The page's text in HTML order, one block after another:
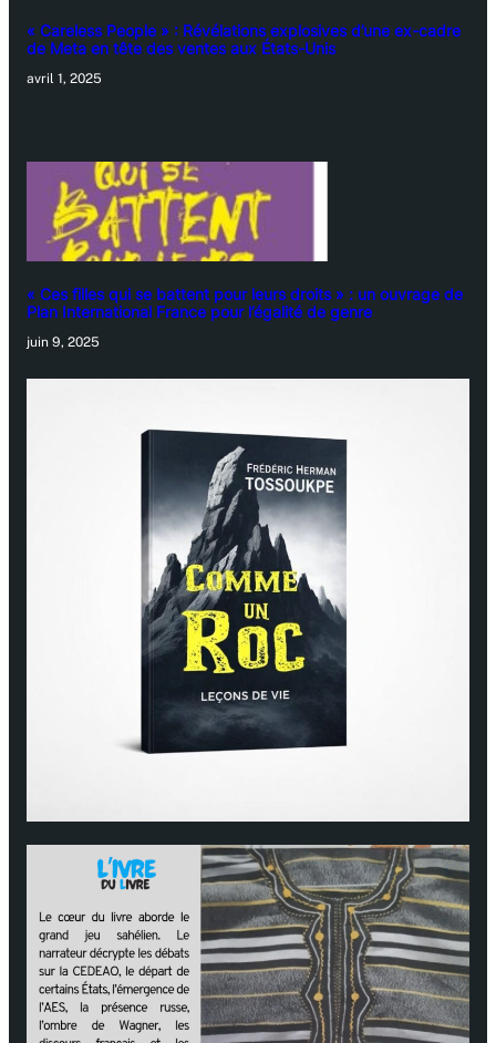
« Careless People » : Révélations explosives d’une ex-cadre
de Meta en tête des ventes aux États-Unis
avril 1, 2025
« Ces filles qui se battent pour leurs droits » : un ouvrage de
Plan International France pour l’égalité de genre
juin 9, 2025